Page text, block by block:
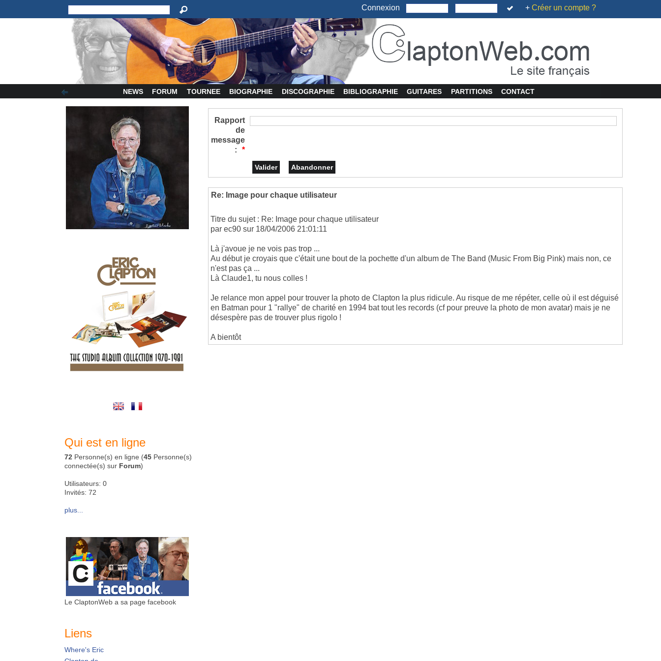
Connexion + Créer un compte ?
NEWS FORUM TOURNEE BIOGRAPHIE DISCOGRAPHIE BIBLIOGRAPHIE GUITARES PARTITIONS CONTACT
Qui est en ligne
72 Personne(s) en ligne (45 Personne(s)
connectée(s) sur Forum)
Utilisateurs: 0
Invités: 72
plus...
Le ClaptonWeb a sa page facebook
Liens
Where's Eric
Rapport
de
message
:
*
Re: Image pour chaque utilisateur
Titre du sujet : Re: Image pour chaque utilisateur
par ec90 sur 18/04/2006 21:01:11
Là j'avoue je ne vois pas trop ...
Au début je croyais que c'était une bout de la pochette d'un album de The Band (Music From Big Pink) mais non, ce
n'est pas ça ...
Là Claude1, tu nous colles !
Je relance mon appel pour trouver la photo de Clapton la plus ridicule. Au risque de me répéter, celle où il est déguisé
en Batman pour 1 "rallye" de charité en 1994 bat tout les records (cf pour preuve la photo de mon avatar) mais je ne
désespère pas de trouver plus rigolo !
A bientôt